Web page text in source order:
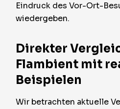
Eindruck des Vor-Ort-
wiedergeben.
Direkter
Flambient mit
Beispielen
Wir betrachten aktuelle